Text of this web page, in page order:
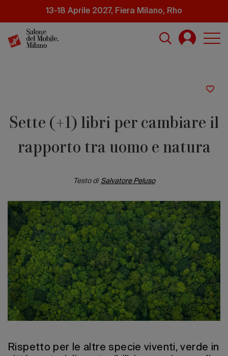
principale
13-18 Aprile 2027, Fiera Milano, Rho
Edizione
Sette (+1) libri per cambiare il
rapporto tra uomo e natura
Testo di Salvatore Peluso
Rispetto per le altre specie viventi, verde in